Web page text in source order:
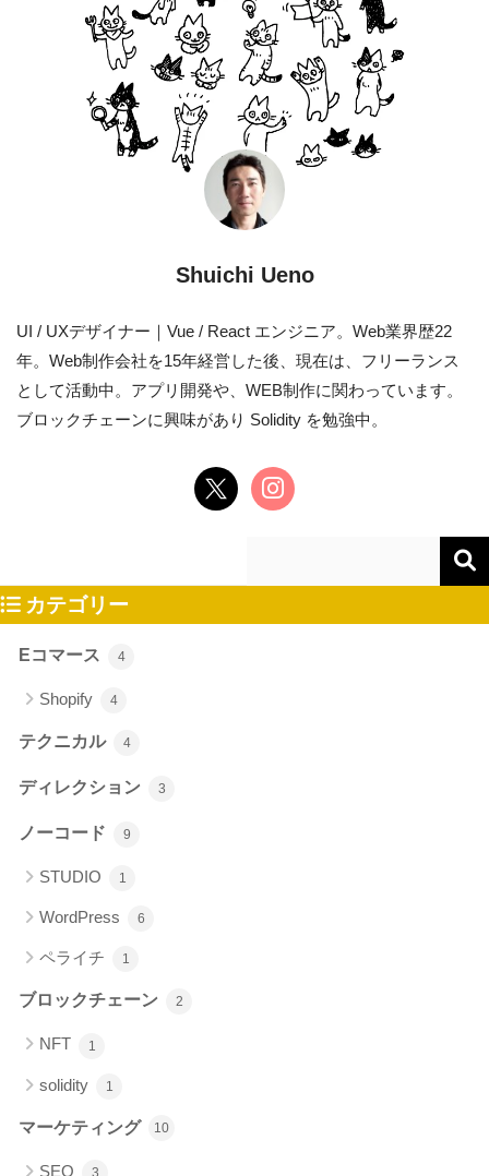
Shuichi Ueno
UI / UXデザイナー｜Vue / React エンジニア。Web業界歴22
年。Web制作会社を15年経営した後、現在は、フリーランス
として活動中。アプリ開発や、WEB制作に関わっています。
ブロックチェーンに興味があり Solidity を勉強中。
カテゴリー
Eコマース 4
Shopify 4
テクニカル 4
ディレクション 3
ノーコード 9
STUDIO 1
WordPress 6
ペライチ 1
ブロックチェーン 2
NFT 1
solidity 1
マーケティング 10
SEO 3